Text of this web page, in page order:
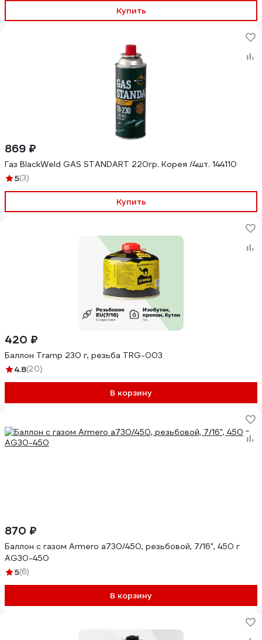
Купить
869 ₽
Газ BlackWeld GAS STANDART 220гр. Корея /4шт. 144110
5(3)
Купить
420 ₽
Баллон Tramp 230 г, резьба TRG-003
4.8(20)
В корзину
870 ₽
Баллон с газом Armero a730/450, резьбовой, 7/16", 450 г
AG30-450
5(6)
В корзину